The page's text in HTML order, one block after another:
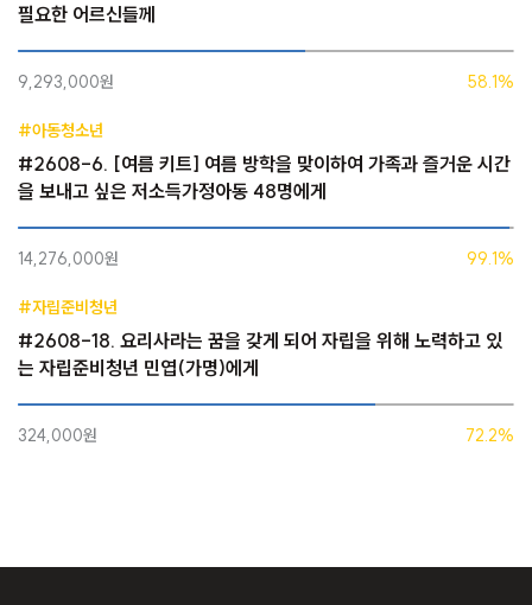
필요한 어르신들께
9,293,000원 58.1%
#아동청소년
#2608-6. [여름 키트] 여름 방학을 맞이하여 가족과 즐거운 시간
을 보내고 싶은 저소득가정아동 48명에게
14,276,000원 99.1%
#자립준비청년
#2608-18. 요리사라는 꿈을 갖게 되어 자립을 위해 노력하고 있
는 자립준비청년 민엽(가명)에게
324,000원 72.2%